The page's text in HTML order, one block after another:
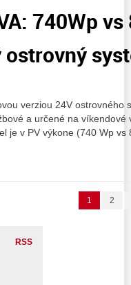
740Wp vs
verziou 24V ostrovného
a určené na víkendové
je v PV výkone (740 Wp
1 2
RSS